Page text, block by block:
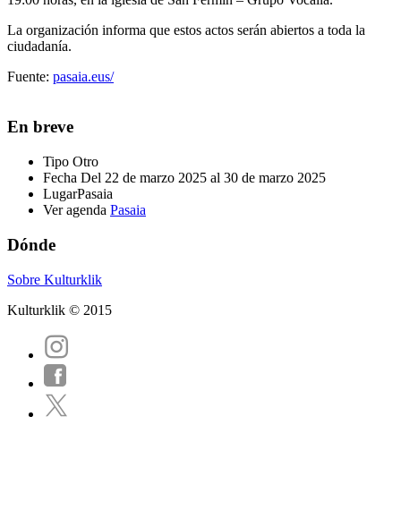
La organización informa que estos actos serán abiertos a toda la
ciudadanía.
Fuente: pasaia.eus/
En breve
Tipo Otro
Fecha Del 22 de marzo 2025 al 30 de marzo 2025
LugarPasaia
Ver agenda Pasaia
Dónde
Sobre Kulturklik
Kulturklik © 2015